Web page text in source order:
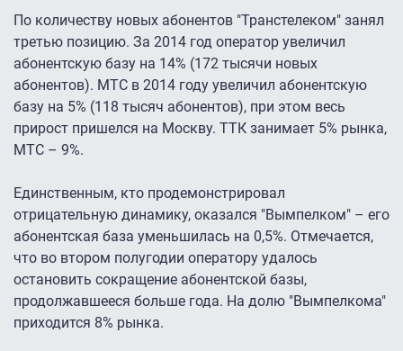
По количеству новых абонентов "Транстелеком" занял
третью позицию. За 2014 год оператор увеличил
абонентскую базу на 14% (172 тысячи новых
абонентов). МТС в 2014 году увеличил абонентскую
базу на 5% (118 тысяч абонентов), при этом весь
прирост пришелся на Москву. ТТК занимает 5% рынка,
МТС – 9%.
Единственным, кто продемонстрировал
отрицательную динамику, оказался "Вымпелком" – его
абонентская база уменьшилась на 0,5%. Отмечается,
что во втором полугодии оператору удалось
остановить сокращение абонентской базы,
продолжавшееся больше года. На долю "Вымпелкома"
приходится 8% рынка.